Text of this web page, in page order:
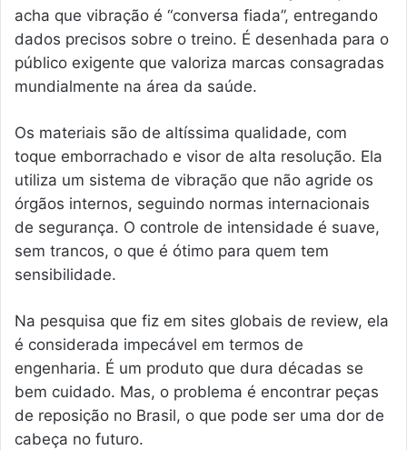
acha que vibração é “conversa fiada”, entregando
dados precisos sobre o treino. É desenhada para o
público exigente que valoriza marcas consagradas
mundialmente na área da saúde.
Os materiais são de altíssima qualidade, com
toque emborrachado e visor de alta resolução. Ela
utiliza um sistema de vibração que não agride os
órgãos internos, seguindo normas internacionais
de segurança. O controle de intensidade é suave,
sem trancos, o que é ótimo para quem tem
sensibilidade.
Na pesquisa que fiz em sites globais de review, ela
é considerada impecável em termos de
engenharia. É um produto que dura décadas se
bem cuidado. Mas, o problema é encontrar peças
de reposição no Brasil, o que pode ser uma dor de
cabeça no futuro.